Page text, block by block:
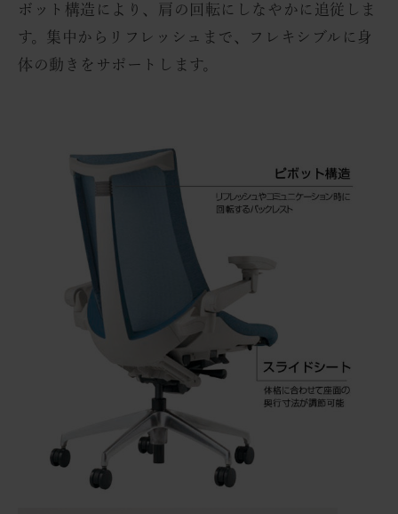
ボット構造により、肩の回転にしなやかに追従しま
す。集中からリフレッシュまで、フレキシブルに身
体の動きをサポートします。